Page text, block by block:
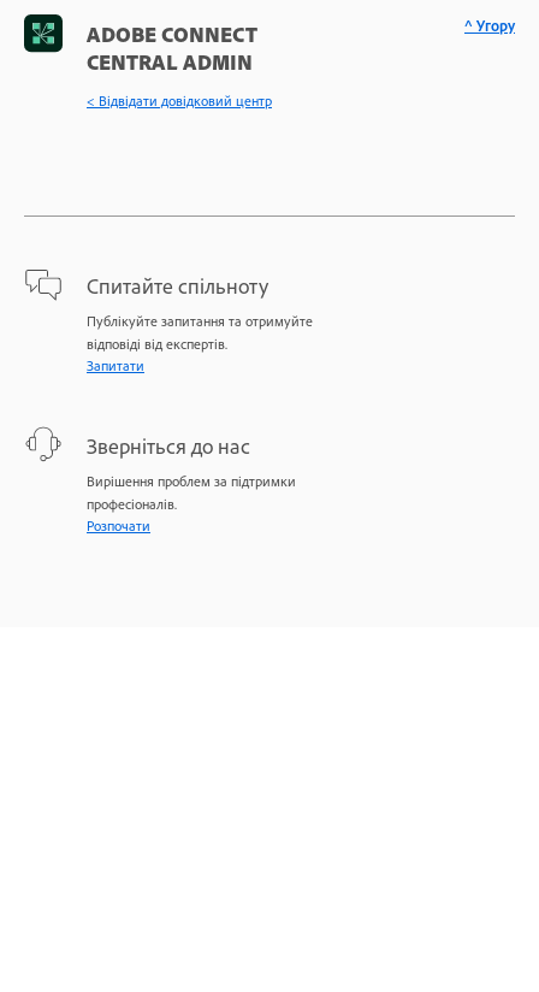
ADOBE CONNECT
CENTRAL ADMIN
< Відвідати довідковий центр
Спитайте спільноту
Публікуйте запитання та отримуйте
відповіді від експертів.
Запитати
Зверніться до нас
Вирішення проблем за підтримки
професіоналів.
Розпочати
^ Угору